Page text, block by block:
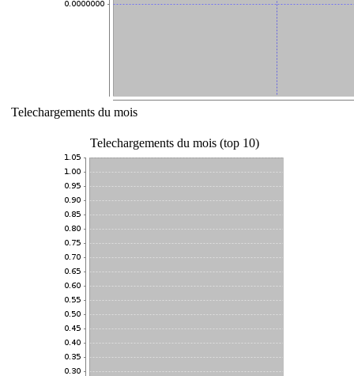
Telechargements du mois
Telechargements du mois (top 10)